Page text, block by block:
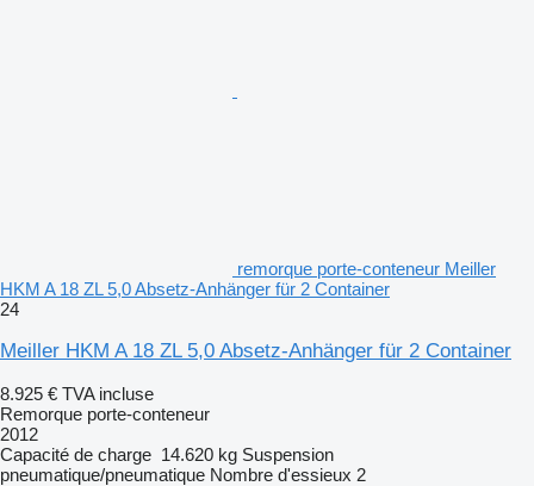
remorque porte-conteneur Meiller
HKM A 18 ZL 5,0 Absetz-Anhänger für 2 Container
24
Meiller HKM A 18 ZL 5,0 Absetz-Anhänger für 2 Container
8.925 € TVA incluse
Remorque porte-conteneur
2012
Capacité de charge 14.620 kg Suspension
pneumatique/pneumatique Nombre d'essieux 2